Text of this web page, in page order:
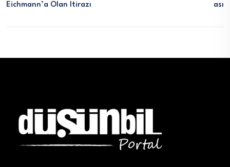
Eichmann’a Olan Itirazı
Ası